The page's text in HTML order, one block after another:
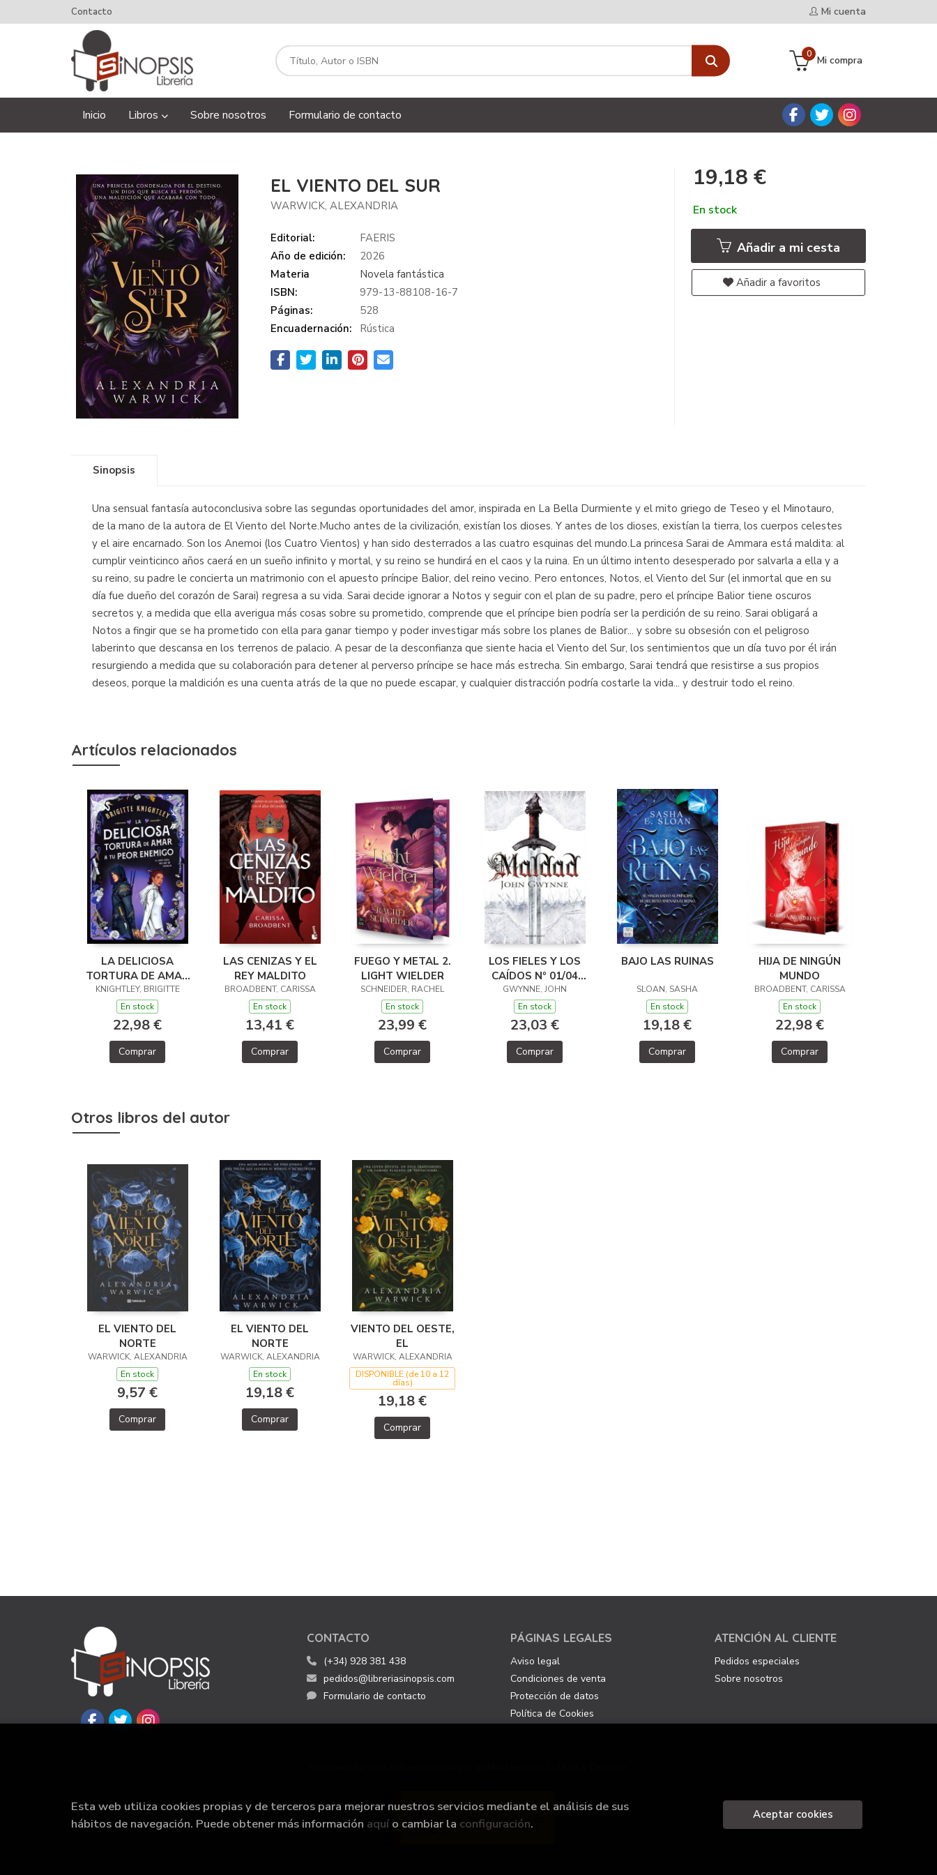
Mi cuenta
Contacto
Mi compra
0
Inicio Libros Sobre nosotros Formulario de contacto
EL VIENTO DEL SUR
WARWICK, ALEXANDRIA
Editorial:
FAERIS
Año de edición:
2026
Materia
Novela fantástica
ISBN:
979-13-88108-16-7
Páginas:
528
Encuadernación:
Rústica
19,18 €
En stock
Añadir a mi cesta
Añadir a favoritos
Sinopsis
Una sensual fantasía autoconclusiva sobre las segundas oportunidades del amor, inspirada en La Bella Durmiente y el mito griego de Teseo y el Minotauro,
de la mano de la autora de El Viento del Norte.Mucho antes de la civilización, existían los dioses. Y antes de los dioses, existían la tierra, los cuerpos celestes
y el aire encarnado. Son los Anemoi (los Cuatro Vientos) y han sido desterrados a las cuatro esquinas del mundo.La princesa Sarai de Ammara está maldita: al
cumplir veinticinco años caerá en un sueño infinito y mortal, y su reino se hundirá en el caos y la ruina. En un último intento desesperado por salvarla a ella y a
su reino, su padre le concierta un matrimonio con el apuesto príncipe Balior, del reino vecino. Pero entonces, Notos, el Viento del Sur (el inmortal que en su
día fue dueño del corazón de Sarai) regresa a su vida. Sarai decide ignorar a Notos y seguir con el plan de su padre, pero el príncipe Balior tiene oscuros
secretos y, a medida que ella averigua más cosas sobre su prometido, comprende que el príncipe bien podría ser la perdición de su reino. Sarai obligará a
Notos a fingir que se ha prometido con ella para ganar tiempo y poder investigar más sobre los planes de Balior... y sobre su obsesión con el peligroso
laberinto que descansa en los terrenos de palacio. A pesar de la desconfianza que siente hacia el Viento del Sur, los sentimientos que un día tuvo por él irán
resurgiendo a medida que su colaboración para detener al perverso príncipe se hace más estrecha. Sin embargo, Sarai tendrá que resistirse a sus propios
deseos, porque la maldición es una cuenta atrás de la que no puede escapar, y cualquier distracción podría costarle la vida... y destruir todo el reino.
Artículos relacionados
LA DELICIOSA
TORTURA DE AMAR
A TU PEOR
ENEMIGO
KNIGHTLEY, BRIGITTE
En stock
22,98 €
Comprar
LAS CENIZAS Y EL
REY MALDITO
BROADBENT, CARISSA
En stock
13,41 €
Comprar
FUEGO Y METAL 2.
LIGHT WIELDER
SCHNEIDER, RACHEL
En stock
23,99 €
Comprar
LOS FIELES Y LOS
CAÍDOS Nº 01/04
MALDAD
GWYNNE, JOHN
En stock
23,03 €
Comprar
BAJO LAS RUINAS
SLOAN, SASHA
En stock
19,18 €
Comprar
HIJA DE NINGÚN
MUNDO
BROADBENT, CARISSA
En stock
22,98 €
Comprar
Otros libros del autor
EL VIENTO DEL
NORTE
WARWICK, ALEXANDRIA
En stock
9,57 €
Comprar
EL VIENTO DEL
NORTE
WARWICK, ALEXANDRIA
En stock
19,18 €
Comprar
VIENTO DEL OESTE,
EL
WARWICK, ALEXANDRIA
DISPONIBLE (de 10 a 12
días)
19,18 €
Comprar
CONTACTO
(+34) 928 381 438
pedidos@libreriasinopsis.com
Formulario de contacto
PÁGINAS LEGALES
Aviso legal
Condiciones de venta
Protección de datos
Política de Cookies
ATENCIÓN AL CLIENTE
Pedidos especiales
Sobre nosotros
Esta web utiliza cookies propias y de terceros para mejorar nuestros servicios mediante el análisis de sus
hábitos de navegación. Puede obtener más información aquí o cambiar la configuración.
Aceptar cookies